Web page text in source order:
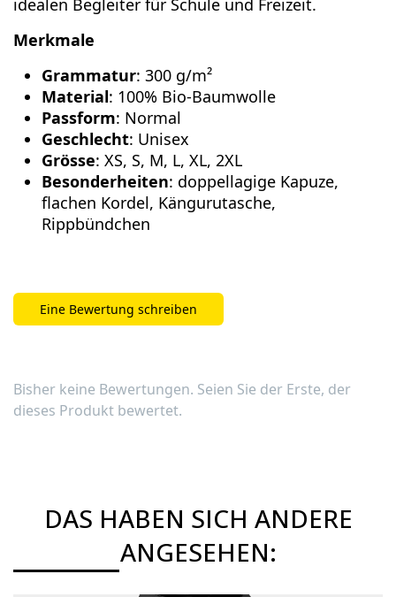
Merkmale
Grammatur: 300 g/m²
Material: 100% Bio-Baumwolle
Passform: Normal
Geschlecht: Unisex
Grösse: XS, S, M, L, XL, 2XL
Besonderheiten: doppellagige Kapuze,
flachen Kordel, Kängurutasche,
Rippbündchen
Eine Bewertung schreiben
Bisher keine Bewertungen. Seien Sie der Erste, der
dieses Produkt bewertet.
DAS HABEN SICH ANDERE
ANGESEHEN: